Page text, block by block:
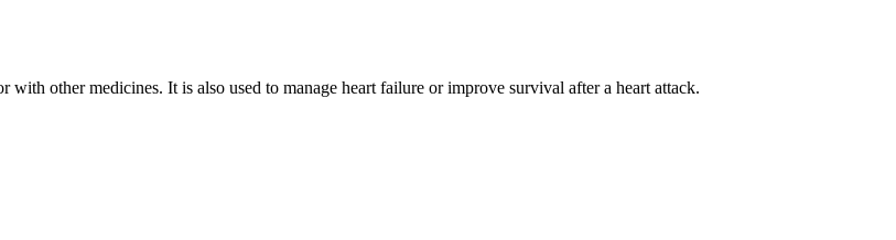
other medicines. It is also used to manage heart failure or improve survival after a heart attack.